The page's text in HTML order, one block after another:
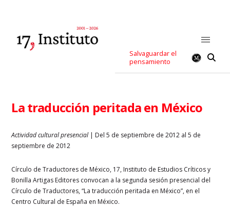
Salvaguardar el
pensamiento
La traducción peritada en México
Actividad cultural presencial| Del 5 de septiembre de 2012 al 5 de
septiembre de 2012
Círculo de Traductores de México, 17, Instituto de Estudios Críticos y
Bonilla Artigas Editores convocan a la segunda sesión presencial del
Círculo de Traductores, “La traducción peritada en México”, en el
Centro Cultural de España en México.